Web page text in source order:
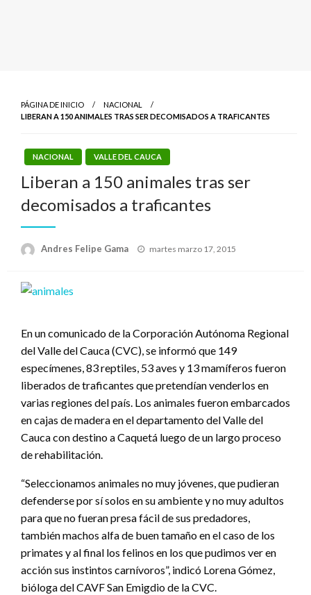
PÁGINA DE INICIO
NACIONAL
LIBERAN A 150 ANIMALES TRAS SER DECOMISADOS A TRAFICANTES
NACIONAL VALLE DEL CAUCA
Liberan a 150 animales tras ser
decomisados a traficantes
Andres Felipe Gama
Publicado
martes marzo 17, 2015
En un comunicado de la Corporación Autónoma Regional
del Valle del Cauca (CVC), se informó que 149
especímenes, 83 reptiles, 53 aves y 13 mamíferos fueron
liberados de traficantes que pretendían venderlos en
varias regiones del país. Los animales fueron embarcados
en cajas de madera en el departamento del Valle del
Cauca con destino a Caquetá luego de un largo proceso
de rehabilitación.
“Seleccionamos animales no muy jóvenes, que pudieran
defenderse por sí solos en su ambiente y no muy adultos
para que no fueran presa fácil de sus predadores,
también machos alfa de buen tamaño en el caso de los
primates y al final los felinos en los que pudimos ver en
acción sus instintos carnívoros”, indicó Lorena Gómez,
bióloga del CAVF San Emigdio de la CVC.